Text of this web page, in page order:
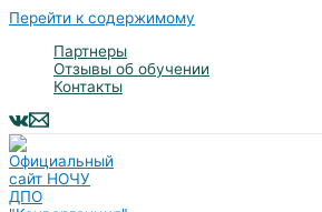
Перейти к содержимому
Партнеры
Отзывы об обучении
Контакты